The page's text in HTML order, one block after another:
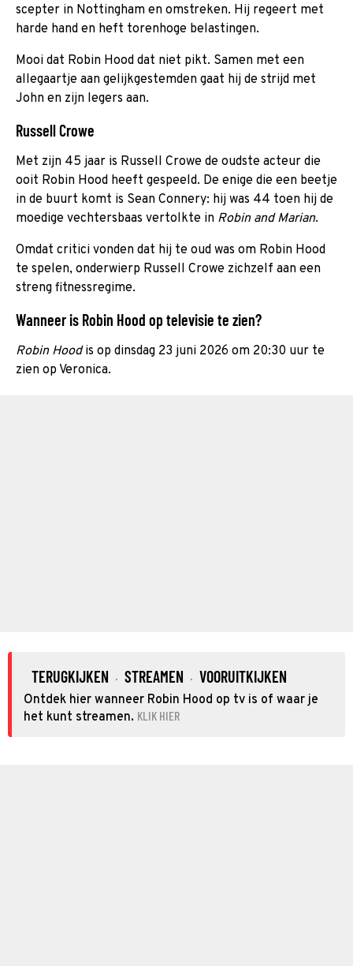
scepter in Nottingham en omstreken. Hij regeert met
harde hand en heft torenhoge belastingen.
Mooi dat Robin Hood dat niet pikt. Samen met een
allegaartje aan gelijkgestemden gaat hij de strijd met
John en zijn legers aan.
Russell Crowe
Met zijn 45 jaar is Russell Crowe de oudste acteur die
ooit Robin Hood heeft gespeeld. De enige die een beetje
in de buurt komt is Sean Connery: hij was 44 toen hij de
moedige vechtersbaas vertolkte in Robin and Marian.
Omdat critici vonden dat hij te oud was om Robin Hood
te spelen, onderwierp Russell Crowe zichzelf aan een
streng fitnessregime.
Wanneer is Robin Hood op televisie te zien?
Robin Hoodis op dinsdag 23 juni 2026 om 20:30 uur te
zien op Veronica.
TERUGKIJKEN · STREAMEN · VOORUITKIJKEN
Ontdek hier wanneer Robin Hood op tv is of waar je
het kunt streamen. KLIK HIER